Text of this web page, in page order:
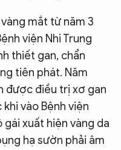
Podcast
Ảnh
Công an
mắt từ năm 3
viện Nhi Trung
thiết gan, chẩn
tiên phát. Năm
được điều trị xơ gan
vào Bệnh viện
gái xuất hiện vàng da
hạ sườn phải âm